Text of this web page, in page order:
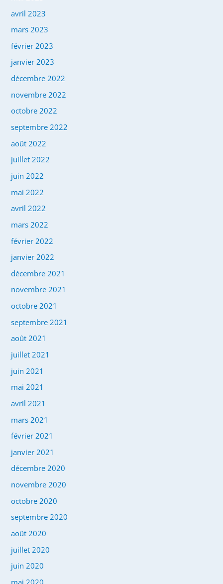
avril 2023
mars 2023
février 2023
janvier 2023
décembre 2022
novembre 2022
octobre 2022
septembre 2022
août 2022
juillet 2022
juin 2022
mai 2022
avril 2022
mars 2022
février 2022
janvier 2022
décembre 2021
novembre 2021
octobre 2021
septembre 2021
août 2021
juillet 2021
juin 2021
mai 2021
avril 2021
mars 2021
février 2021
janvier 2021
décembre 2020
novembre 2020
octobre 2020
septembre 2020
août 2020
juillet 2020
juin 2020
mai 2020